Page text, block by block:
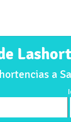
a